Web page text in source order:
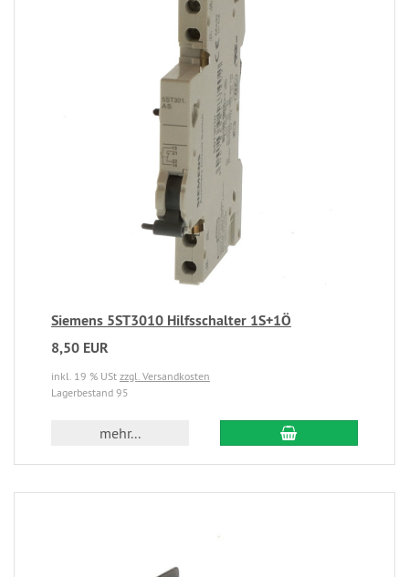
Siemens 5ST3010 Hilfsschalter 1S+1Ö
8,50 EUR
inkl. 19 % USt zzgl. Versandkosten
Lagerbestand 95
mehr...